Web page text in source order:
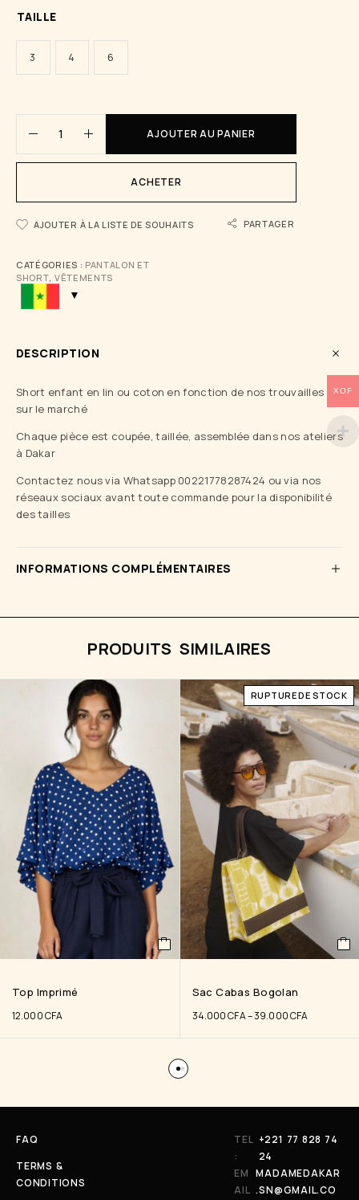
TAILLE
3 4 6
AJOUTER AU PANIER
ACHETER
AJOUTER À LA LISTE DE SOUHAITS PARTAGER
CATÉGORIES : PANTALON ET
SHORT VÊTEMENTS
DESCRIPTION
Short enfant en lin ou coton en fonction de nos trouvailles
sur le marché
Chaque pièce est coupée, taillée, assemblée dans nos ateliers
à Dakar
Contactez nous via Whatsapp 00221778287424 ou via nos
réseaux sociaux avant toute commande pour la disponibilité
des tailles
INFORMATIONS COMPLÉMENTAIRES
PRODUITS SIMILAIRES
Top Imprimé
12.000CFA
RUPTURE DE STOCK
Sac Cabas Bogolan
34.000CFA–39.000CFA
FAQ
TERMS &
CONDITIONS
TEL
:
+221 77 828 74
24
EM
AIL
MADAMEDAKAR
.SN@GMAIL.CO
XOF